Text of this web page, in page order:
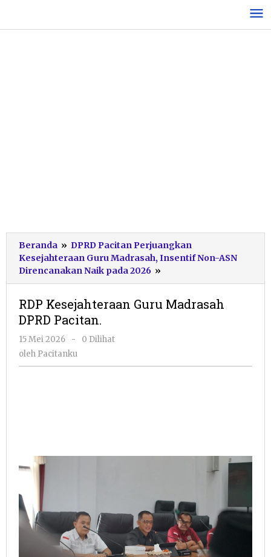
konten
Beranda » DPRD Pacitan Perjuangkan
Kesejahteraan Guru Madrasah, Insentif Non-ASN
Direncanakan Naik pada 2026 »
Kesejahteraan
Madrasah
RDP Kesejahteraan Guru Madrasah
DPRD Pacitan.
15 Mei 2026
oleh
Pacitanku
-
0 Dilihat
oleh Pacitanku